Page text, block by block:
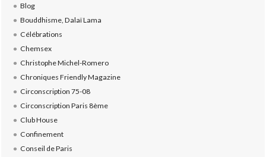
Blog
Bouddhisme, Dalaï Lama
Célébrations
Chemsex
Christophe Michel-Romero
Chroniques Friendly Magazine
Circonscription 75-08
Circonscription Paris 8ème
Club House
Confinement
Conseil de Paris